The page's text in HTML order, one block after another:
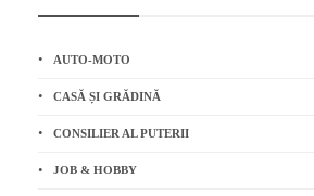
AUTO-MOTO
CASĂ ȘI GRĂDINĂ
CONSILIER AL PUTERII
JOB & HOBBY